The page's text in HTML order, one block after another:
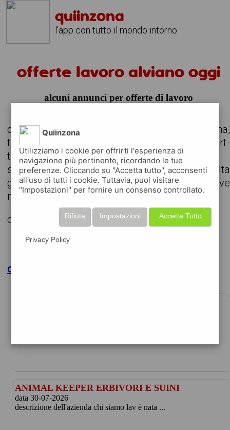
quiinzona
l'app con tutto il mondo intorno
offerte lavoro alviano oggi
alcuni annunci per offerte di lavoro
consulta le offerte di lavoro attive nella zona,
trova il lavoro che stavi cercando, anche part-
time o da svolgere in remoto
scarica gratuitamente l'app e consulta
giornalmente gli annunci delle aziende attive
nella tua zona
cerchiamo
clicca per maggiori dettagli
ANIMAL KEEPER ERBIVORI E SUINI
data 30-07-2026
descrizione dell'azienda chi siamo lav è nata ...
Quiinzona
Utilizziamo i cookie per offrirti l'esperienza di
navigazione più pertinente, ricordando le tue
preferenze. Cliccando su "Accetta tutto", acconsenti
all'uso di tutti i cookie. Tuttavia, puoi visitare
"Impostazioni" per fornire un consenso controllato.
Accetta Tutto
Impostazioni
Rifiuta
Privacy Policy